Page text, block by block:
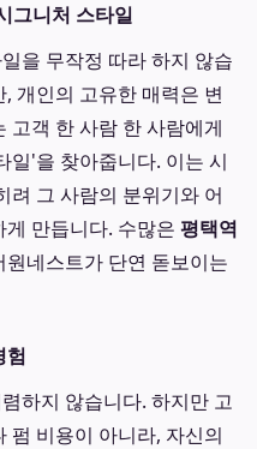
그니처 스타일
을 무작정 따라 하지 않습
개인의 고유한 매력은 변
고객 한 사람 한 사람에게
일'을 찾아줍니다. 이는 시
려 그 사람의 분위기와 어
만듭니다. 수많은 평택역
네스트가 단연 돋보이는
험
하지 않습니다. 하지만 고
펌 비용이 아니라, 자신의